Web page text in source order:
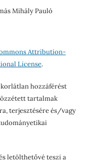
Mihály Pauló
Attribution-
License.
hozzáférést
tartalmak
terjesztésére és/vagy
letölthetővé teszi a